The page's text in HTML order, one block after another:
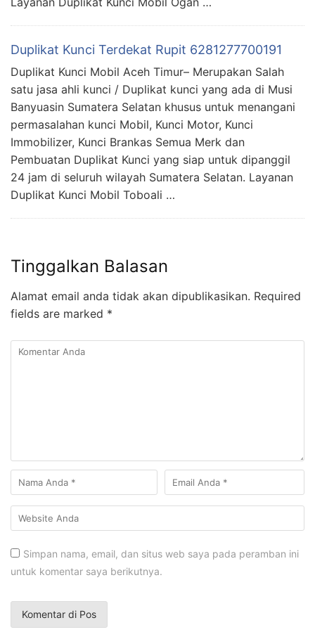
Duplikat Kunci Terdekat Rupit 6281277700191
Duplikat Kunci Mobil Aceh Timur– Merupakan Salah
satu jasa ahli kunci / Duplikat kunci yang ada di Musi
Banyuasin Sumatera Selatan khusus untuk menangani
permasalahan kunci Mobil, Kunci Motor, Kunci
Immobilizer, Kunci Brankas Semua Merk dan
Pembuatan Duplikat Kunci yang siap untuk dipanggil
24 jam di seluruh wilayah Sumatera Selatan. Layanan
Duplikat Kunci Mobil Toboali …
Tinggalkan Balasan
Alamat email anda tidak akan dipublikasikan. Required
fields are marked *
Simpan nama, email, dan situs web saya pada peramban ini
untuk komentar saya berikutnya.